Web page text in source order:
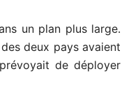
un plan plus large.
deux pays avaient
de déployer